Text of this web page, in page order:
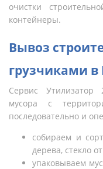
очистки
контейнеры.
Вывоз
грузчиками в
Сервис Утилизатор
мусора с
последовательно и
собираем и
дерева, стекло
упаковываем